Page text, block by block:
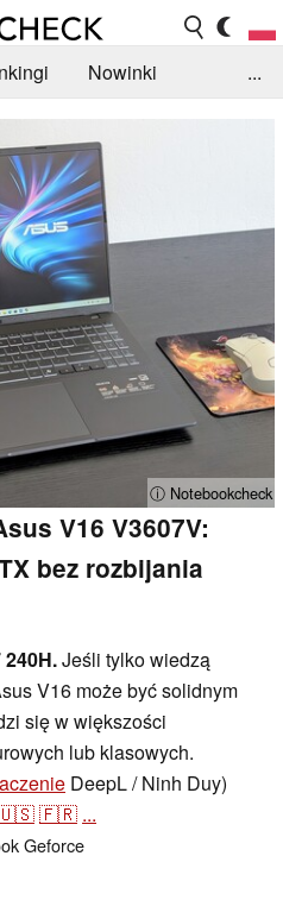
Nowinki
recenzji
...
ⓘ Notebookcheck
V16 V3607V:
bez rozbijania
Jeśli tylko wiedzą
V16 może być solidnym
się w większości
lub klasowych.
DeepL / Ninh Duy)
🇫🇷 ...
Geforce